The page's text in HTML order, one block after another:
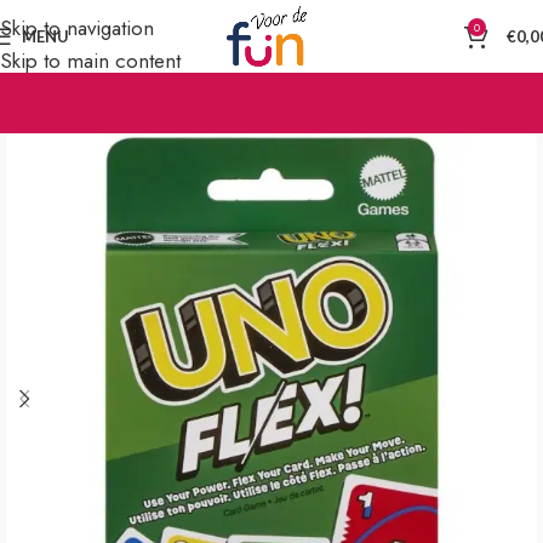
Skip to navigation
Skip to main content
MENU 0 €